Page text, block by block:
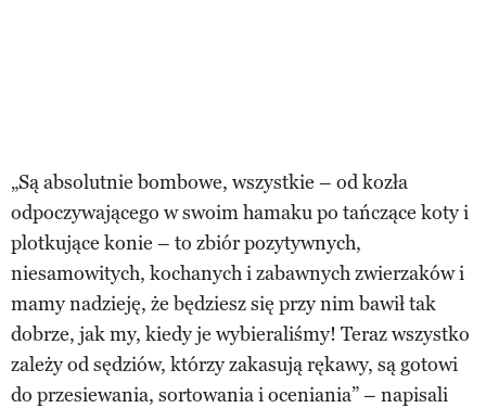
„Są absolutnie bombowe, wszystkie – od kozła
odpoczywającego w swoim hamaku po tańczące koty i
plotkujące konie – to zbiór pozytywnych,
niesamowitych, kochanych i zabawnych zwierzaków i
mamy nadzieję, że będziesz się przy nim bawił tak
dobrze, jak my, kiedy je wybieraliśmy! Teraz wszystko
zależy od sędziów, którzy zakasują rękawy, są gotowi
do przesiewania, sortowania i oceniania” – napisali